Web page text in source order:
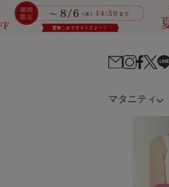
マタニティ